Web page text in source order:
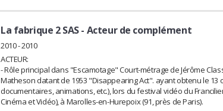
La fabrique 2 SAS- Acteur de complément
2010 - 2010
ACTEUR:
- Rôle principal dans "Escamotage" Court-métrage de Jérôme
Matheson datant de 1953 "Disappearing Act". ayant obtenu le 13
documentaires, animations, etc.), lors du festival vidéo du
Cinéma et Vidéo), à Marolles-en-Hurepoix (91, près de Paris).